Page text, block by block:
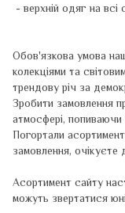
- верхній одяг на всі
Обов'язкова умова
колекціями та
трендову річ за
Зробити замовлення
атмосфері, попиваючи
Погортали
замовлення,
Асортимент сайту
можуть звертатися